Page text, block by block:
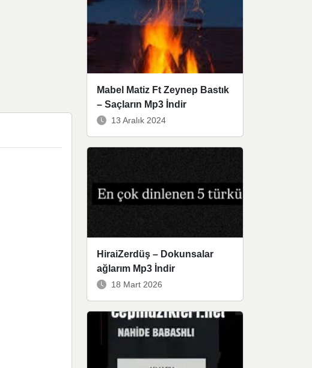
Mabel Matiz Ft Zeynep Bastık
– Saçların Mp3 İndir
13 Aralık 2024
HiraiZerdüş – Dokunsalar
ağlarım Mp3 İndir
18 Mart 2026